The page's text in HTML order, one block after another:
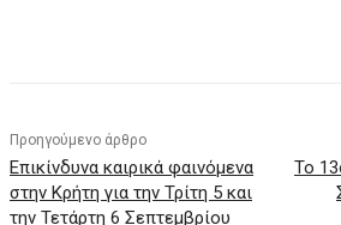
Προηγούμενο άρθρο
Επικίνδυνα καιρικά φαινόμενα
στην Κρήτη για την Τρίτη 5 και
την Τετάρτη 6 Σεπτεμβρίου
Το